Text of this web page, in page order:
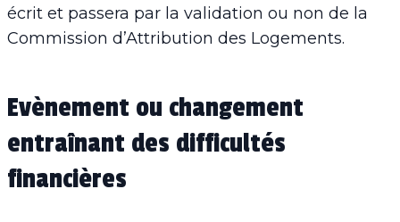
écrit et passera par la validation ou non de la
Commission d’Attribution des Logements.
Evènement ou changement
entraînant des difficultés
financières